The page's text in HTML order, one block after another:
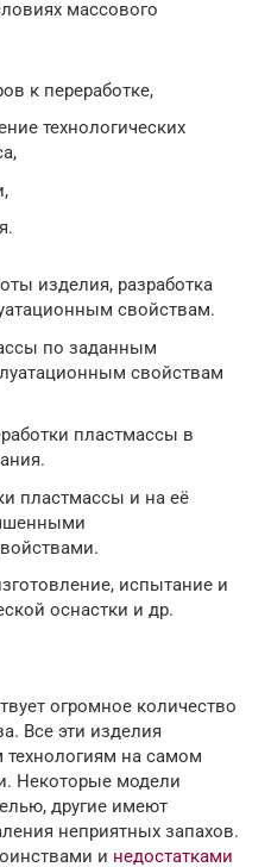
массового
к переработке,
технологических
изделия, разработка
свойствам.
по заданным
свойствам
пластмассы в
пластмассы и на её
испытание и
оснастки и др.
огромное количество
Все эти изделия
на самом
Некоторые модели
другие имеют
неприятных запахов.
и недостатками